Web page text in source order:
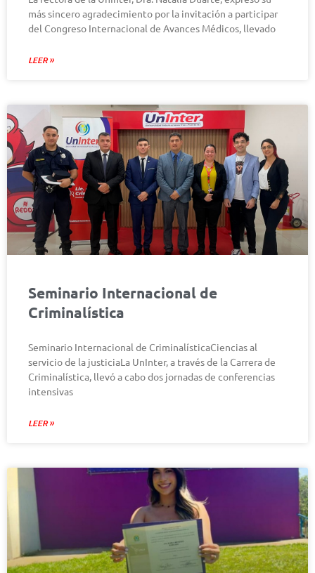
más sincero agradecimiento por la invitación a participar
del Congreso Internacional de Avances Médicos, llevado
LEER »
Seminario Internacional de
Criminalística
Seminario Internacional de CriminalísticaCiencias al
servicio de la justiciaLa UnInter, a través de la Carrera de
Criminalística, llevó a cabo dos jornadas de conferencias
intensivas
LEER »